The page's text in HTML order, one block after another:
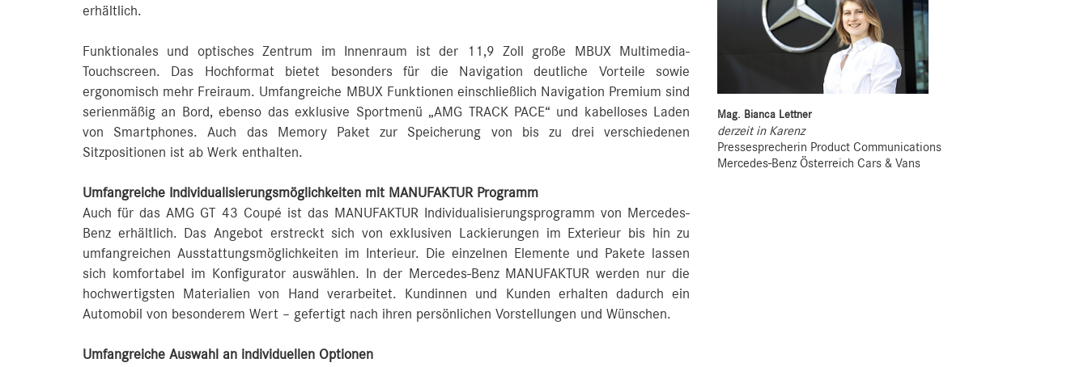
erhältlich.
Funktionales und optisches Zentrum im Innenraum ist der 11,9 Zoll große MBUX Multimedia-
Touchscreen. Das Hochformat bietet besonders für die Navigation deutliche Vorteile sowie
ergonomisch mehr Freiraum. Umfangreiche MBUX Funktionen einschließlich Navigation Premium sind
serienmäßig an Bord, ebenso das exklusive Sportmenü „AMG TRACK PACE“ und kabelloses Laden
von Smartphones. Auch das Memory Paket zur Speicherung von bis zu drei verschiedenen
Sitzpositionen ist ab Werk enthalten.
Umfangreiche Individualisierungsmöglichkeiten mit MANUFAKTUR Programm
Auch für das AMG GT 43 Coupé ist das MANUFAKTUR Individualisierungsprogramm von Mercedes-
Benz erhältlich. Das Angebot erstreckt sich von exklusiven Lackierungen im Exterieur bis hin zu
umfangreichen Ausstattungsmöglichkeiten im Interieur. Die einzelnen Elemente und Pakete lassen
sich komfortabel im Konfigurator auswählen. In der Mercedes-Benz MANUFAKTUR werden nur die
hochwertigsten Materialien von Hand verarbeitet. Kundinnen und Kunden erhalten dadurch ein
Automobil von besonderem Wert – gefertigt nach ihren persönlichen Vorstellungen und Wünschen.
Umfangreiche Auswahl an individuellen Optionen
Mag. Bianca Lettner
derzeit in Karenz
Pressesprecherin Product Communications
Mercedes-Benz Österreich Cars & Vans